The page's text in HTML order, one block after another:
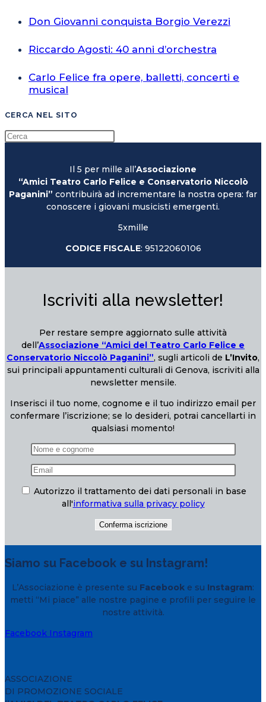
Don Giovanni conquista Borgio Verezzi
Riccardo Agosti: 40 anni d’orchestra
Carlo Felice fra opere, balletti, concerti e
musical
CERCA NEL SITO
Il 5 per mille all’Associazione
“Amici Teatro Carlo Felice e Conservatorio Niccolò
Paganini” contribuirà ad incrementare la nostra opera: far
conoscere i giovani musicisti emergenti.
5xmille
CODICE FISCALE: 95122060106
Iscriviti alla newsletter!
Per restare sempre aggiornato sulle attività
dell’Associazione “Amici del Teatro Carlo Felice e
Conservatorio Niccolò Paganini”, sugli articoli de L’Invito,
sui principali appuntamenti culturali di Genova, iscriviti alla
newsletter mensile.
Inserisci il tuo nome, cognome e il tuo indirizzo email per
confermare l’iscrizione; se lo desideri, potrai cancellarti in
qualsiasi momento!
Autorizzo il trattamento dei dati personali in base
all'informativa sulla privacy policy
Siamo su Facebook e su Instagram!
L’Associazione è presente su Facebook e su Instagram:
metti “Mi piace” alle nostre pagine e profili per seguire le
nostre attività.
Facebook Instagram
ASSOCIAZIONE
DI PROMOZIONE SOCIALE